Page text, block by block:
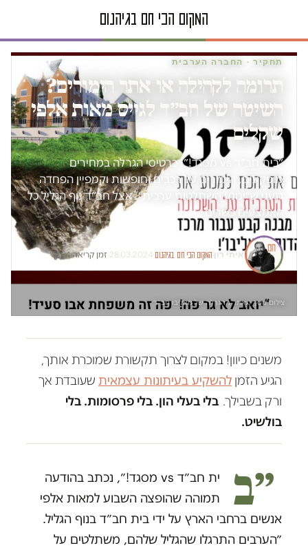
תחקיר · החברה הערבית
תרומה לקהילה או אתר הימורים?
השיטה של חב״ד לגייס מאות אלפי
שקלים
״בית חב״ד vs מסגד!״: כרטיסי הגרלה במחירים
מופקעים, הימורים על רכבים וחופשות וקמפיין הפחדה
גזעני ש״ימנע השתלטות ערבית״. אצל חב״ד נוף הגליל כל
האמצעים כשרים
איתי רון·המקום הכי חם בגיהנום·
28.03.2024
·זמן קריאה 4 דק׳
צילום מסך מאתר ההגרלה של מאליבו חב״ד
משנים כיוון! במקום לצרוך תקשורת שמוכרת אותך,
הגיע הזמן להשקיע בעיתונות עצמאית שעובדת אך
ורק בשבילך. בלי בעלי הון. בלי פרסומות. בלי
בולשיט.
״ב
ית חב״ד vs מסגד!״, נכתב בהודעה
תמוהה שהופצה השבוע למאות אלפי
אנשים ברחבי הארץ על ידי בית חב״ד בנוף הגליל.
״הערבים התרגלו שהגליל שלהם, משתלטים על